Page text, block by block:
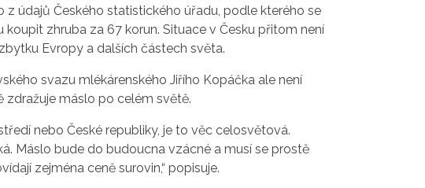
z údajů Českého statistického úřadu, podle kterého se
zhruba za 67 korun. Situace v Česku přitom není
Evropy a dalších částech světa.
svazu mlékárenského Jiřího Kopáčka ale není
zdražuje máslo po celém světě.
nebo České republiky, je to věc celosvětová.
Máslo bude do budoucna vzácné a musí se prostě
zejména ceně surovin,“ popisuje.